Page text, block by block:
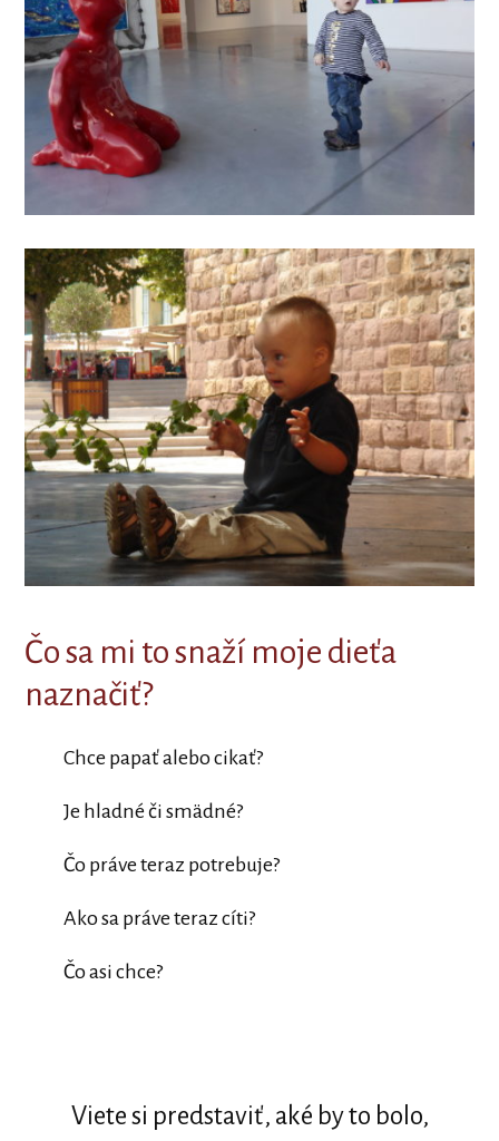
Čo sa mi to snaží moje dieťa
naznačiť?
Chce papať alebo cikať?
Je hladné či smädné?
Čo práve teraz potrebuje?
Ako sa práve teraz cíti?
Čo asi chce?
Viete si predstaviť, aké by to bolo,